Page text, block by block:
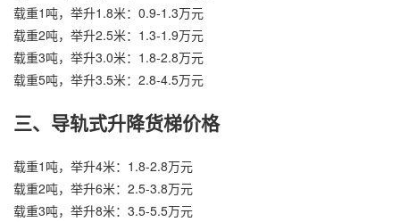
载重1吨，举升1.8米：0.9-1.3万元
载重2吨，举升2.5米：1.3-1.9万元
载重3吨，举升3.0米：1.8-2.8万元
载重5吨，举升3.5米：2.8-4.5万元
三、导轨式升降货梯价格
载重1吨，举升4米：1.8-2.8万元
载重2吨，举升6米：2.5-3.8万元
载重3吨，举升8米：3.5-5.5万元